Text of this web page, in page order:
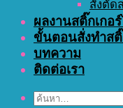
สั่งตัด
ผลงานสติ๊กเกอ
ขั้นตอนสั่งทำสติ๊
บทความ
ติดต่อเรา
ค้นหา: